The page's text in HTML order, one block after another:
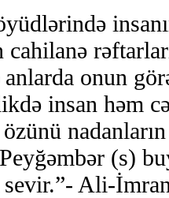
cahilanə
onun
insan həm
(s)
Ali-